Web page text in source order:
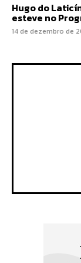
Hugo do
esteve no
14 de dezembro de